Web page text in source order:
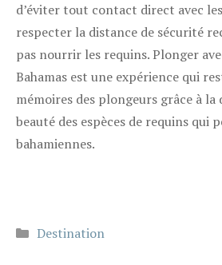
d’éviter tout contact direct avec
respecter la distance de sécurité
pas nourrir les requins. Plonger
Bahamas est une expérience qui
mémoires des plongeurs grâce à la
beauté des espèces de requins qui
bahamiennes.
Catégories
Destination